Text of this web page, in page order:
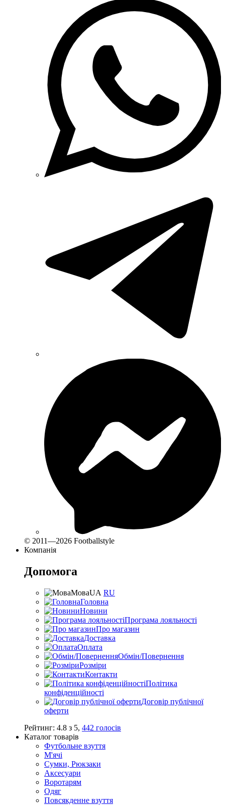
© 2011—2026 Footballstyle
Компанія
Допомога
МоваUA RU
Головна
Новини
Програма лояльності
Про магазин
Доставка
Оплата
Обмін/Повернення
Розміри
Контакти
Політика
конфіденційності
Договір публічної
оферти
Рейтинг: 4.8 з 5, 442 голосів
Каталог товарів
Футбольне взуття
М'ячі
Сумки, Рюкзаки
Аксесуари
Воротарям
Одяг
Повсякденне взуття